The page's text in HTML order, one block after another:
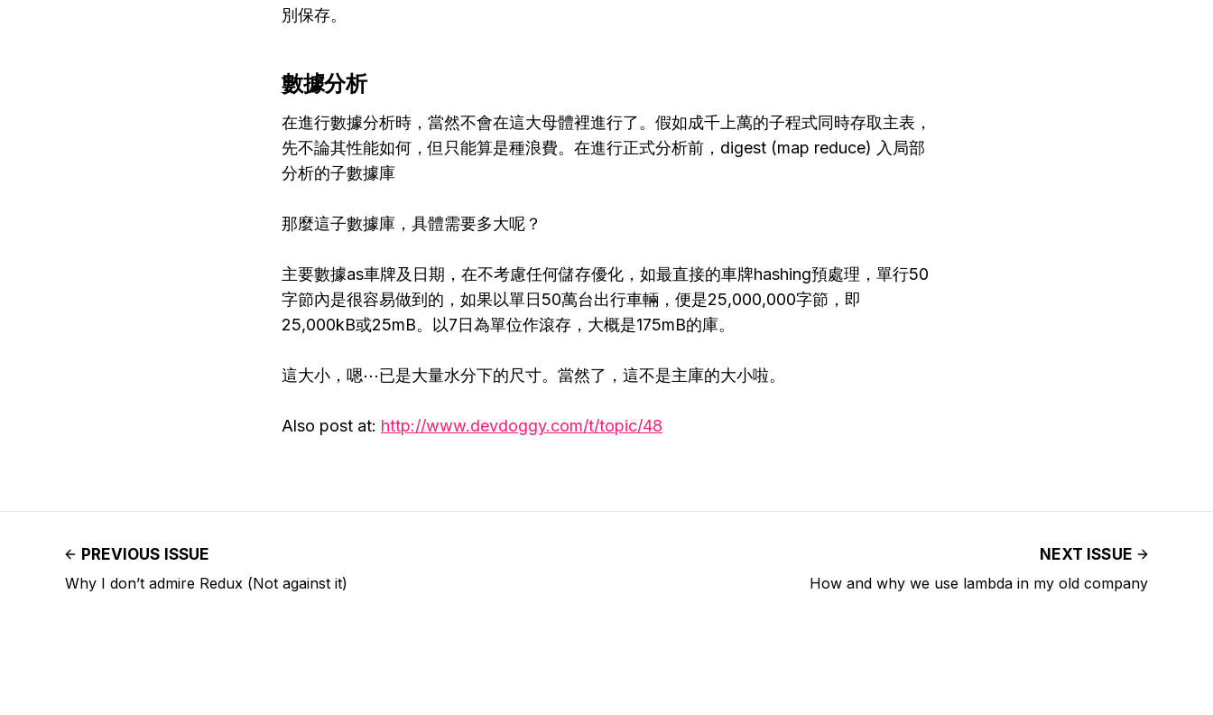
別保存。
數據分析
在進行數據分析時，當然不會在這大母體裡進行了。假如成千上萬的子程式同時存取主表，
先不論其性能如何，但只能算是種浪費。在進行正式分析前，digest (map reduce) 入局部
分析的子數據庫
那麼這子數據庫，具體需要多大呢？
主要數據as車牌及日期，在不考慮任何儲存優化，如最直接的車牌hashing預處理，單行50
字節內是很容易做到的，如果以單日50萬台出行車輛，便是25,000,000字節，即
25,000kB或25mB。以7日為單位作滾存，大概是175mB的庫。
這大小，嗯⋯已是大量水分下的尺寸。當然了，這不是主庫的大小啦。
Also post at: http://www.devdoggy.com/t/topic/48
PREVIOUS ISSUE
Why I don’t admire Redux (Not against it)
NEXT ISSUE
How and why we use lambda in my old company